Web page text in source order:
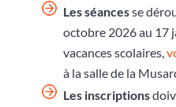
Les séancesse
octobre 2026 au 17
vacances scolaires,
à la salle de la
Les inscriptions